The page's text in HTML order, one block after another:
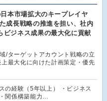
本市場拡大のキープレイヤ
成長戦略の推進を担い、社内
ビジネス成果の最大化に貢献
/ターゲットアカウント戦略の立
最大化に向けた計画策定・優先
の経験（5年以上） ・ビジネス
関係構築能力…